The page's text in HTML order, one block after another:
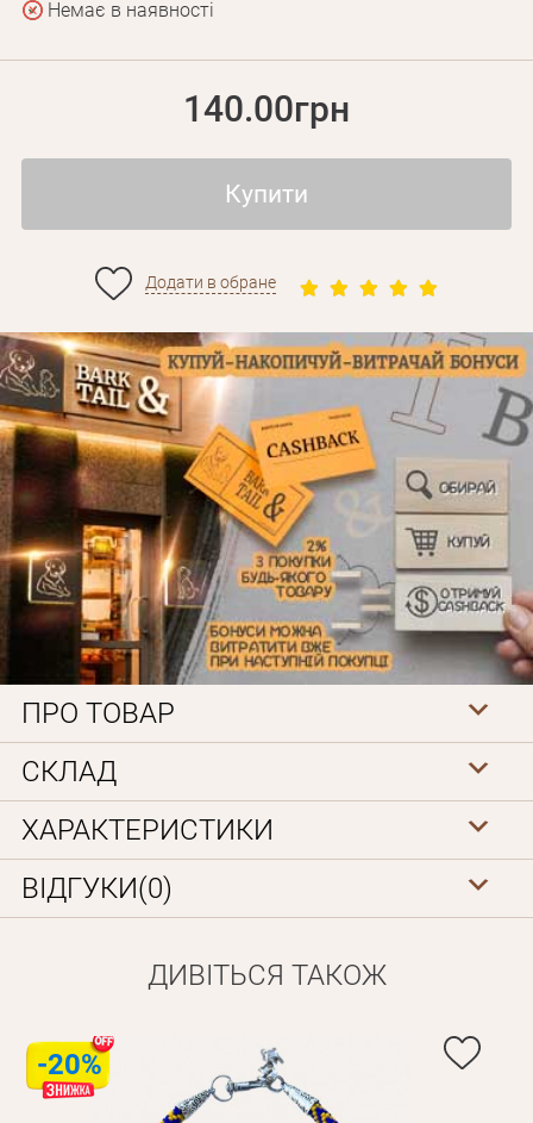
Немає в наявності
140.00грн
Купити
Додати в обране
ПРО ТОВАР
СКЛАД
ХАРАКТЕРИСТИКИ
ВІДГУКИ(0)
ДИВІТЬСЯ ТАКОЖ
-20%
Особисті дані
Вам на пошту буде відправлено лист з посиланням для